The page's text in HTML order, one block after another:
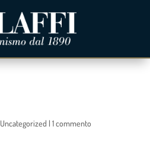
Uncategorized | 1 commento